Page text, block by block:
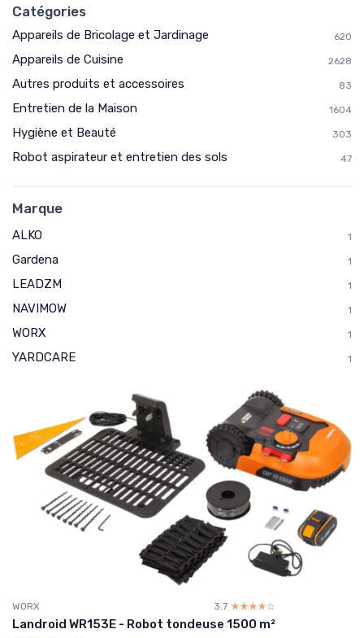
Catégories
Appareils de Bricolage et Jardinage 620
Appareils de Cuisine 2628
Autres produits et accessoires 83
Entretien de la Maison 1604
Hygiène et Beauté 303
Robot aspirateur et entretien des sols 47
Marque
ALKO 1
Gardena 1
LEADZM 1
NAVIMOW 1
WORX 1
YARDCARE 1
WORX 3.7 ☆☆☆☆☆
★★★★★
Landroid WR153E - Robot tondeuse 1500 m²